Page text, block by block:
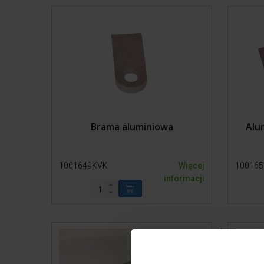
Brama aluminiowa
1001649KVK
Więcej
informacji